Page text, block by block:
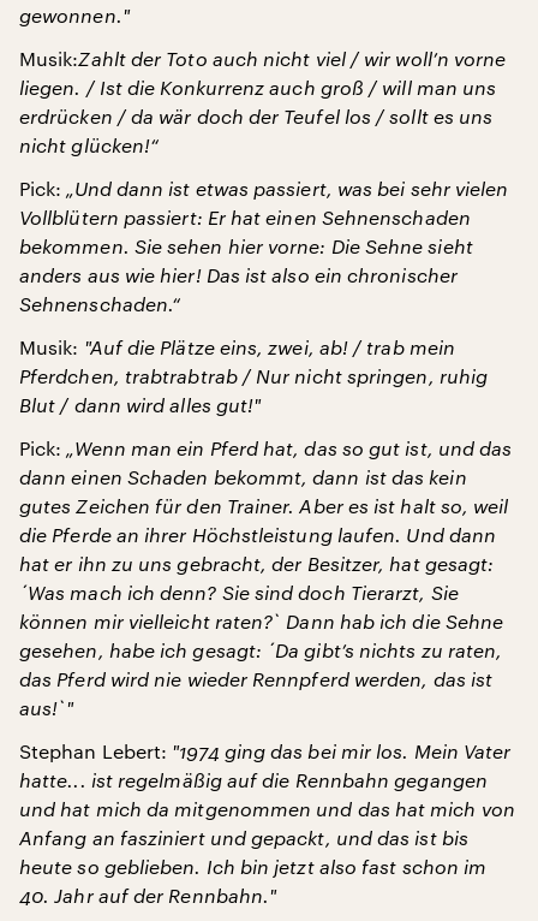
gewonnen."
Musik:Zahlt der Toto auch nicht viel / wir woll’n vorne
liegen. / Ist die Konkurrenz auch groß / will man uns
erdrücken / da wär doch der Teufel los / sollt es uns
nicht glücken!“
Pick: „Und dann ist etwas passiert, was bei sehr vielen
Vollblütern passiert: Er hat einen Sehnenschaden
bekommen. Sie sehen hier vorne: Die Sehne sieht
anders aus wie hier! Das ist also ein chronischer
Sehnenschaden.“
Musik: "Auf die Plätze eins, zwei, ab! / trab mein
Pferdchen, trabtrabtrab / Nur nicht springen, ruhig
Blut / dann wird alles gut!"
Pick: „Wenn man ein Pferd hat, das so gut ist, und das
dann einen Schaden bekommt, dann ist das kein
gutes Zeichen für den Trainer. Aber es ist halt so, weil
die Pferde an ihrer Höchstleistung laufen. Und dann
hat er ihn zu uns gebracht, der Besitzer, hat gesagt:
´Was mach ich denn? Sie sind doch Tierarzt, Sie
können mir vielleicht raten?` Dann hab ich die Sehne
gesehen, habe ich gesagt: ´Da gibt’s nichts zu raten,
das Pferd wird nie wieder Rennpferd werden, das ist
aus!`"
Stephan Lebert: "1974 ging das bei mir los. Mein Vater
hatte... ist regelmäßig auf die Rennbahn gegangen
und hat mich da mitgenommen und das hat mich von
Anfang an fasziniert und gepackt, und das ist bis
heute so geblieben. Ich bin jetzt also fast schon im
40. Jahr auf der Rennbahn."